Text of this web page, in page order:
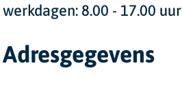
werkdagen: 8.00 - 17.00 uur
Adresgegevens